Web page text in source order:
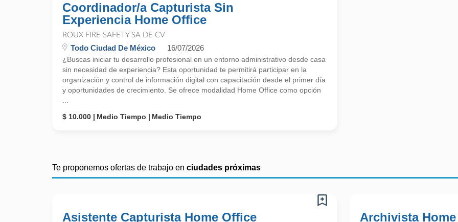
Coordinador/a Capturista Sin
Experiencia Home Office
ROUX FIRE SAFETY SA DE CV
Todo Ciudad De México 16/07/2026
¿Buscas iniciar tu desarrollo profesional en un entorno administrativo desde casa
sin necesidad de experiencia? Esta oportunidad te permitirá participar en la
organización y control de información digital con capacitación desde el primer día
y oportunidades de crecimiento. Se ofrece modalidad Home Office como opción
$ 10.000
Medio Tiempo Medio Tiempo
Te proponemos ofertas de trabajo en ciudades próximas
Asistente Capturista Home Office
Archivista